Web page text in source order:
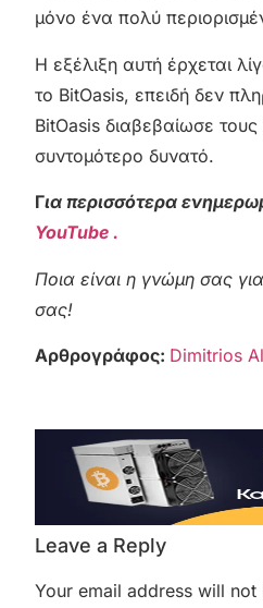
μόνο ένα πολύ
Η εξέλιξη αυτή έρχεται
το BitOasis, επειδή δεν
BitOasis διαβεβαίωσε
συντομότερο δυνατό.
Για περισσότερα
YouTube .
Ποια είναι η γνώμη σας
σας!
Αρθρογράφος: Dimitrios
Leave a Reply
Your email address will not